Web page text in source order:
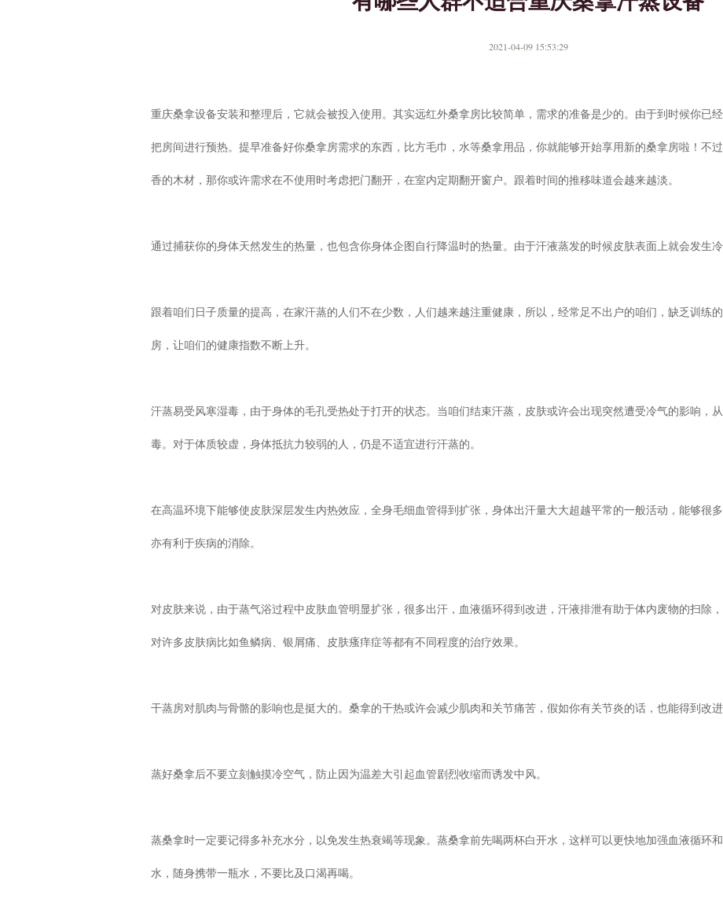
2021-04-09 15:53:29
重庆桑拿设备安装和整理后，它就会被投入使用。其实远红外桑拿房比较简单，需求的准备是少的。由于到时候你已
把房间进行预热。提早准备好你桑拿房需求的东西，比方毛巾，水等桑拿用品，你就能够开始享用新的桑拿房啦！不
香的木材，那你或许需求在不使用时考虑把门翻开，在室内定期翻开窗户。跟着时间的推移味道会越来越淡。
通过捕获你的身体天然发生的热量，也包含你身体企图自行降温时的热量。由于汗液蒸发的时候皮肤表面上就会发生冷
跟着咱们日子质量的提高，在家汗蒸的人们不在少数，人们越来越注重健康，所以，经常足不出户的咱们，缺乏训练
房，让咱们的健康指数不断上升。
汗蒸易受风寒湿毒，由于身体的毛孔受热处于打开的状态。当咱们结束汗蒸，皮肤或许会出现突然遭受冷气的影响，
毒。对于体质较虚，身体抵抗力较弱的人，仍是不适宜进行汗蒸的。
在高温环境下能够使皮肤深层发生内热效应，全身毛细血管得到扩张，身体出汗量大大超越平常的一般活动，能够很
亦有利于疾病的消除。
对皮肤来说，由于蒸气浴过程中皮肤血管明显扩张，很多出汗，血液循环得到改进，汗液排泄有助于体内废物的扫除
对许多皮肤病比如鱼鳞病、银屑痛、皮肤瘙痒症等都有不同程度的治疗效果。
干蒸房对肌肉与骨骼的影响也是挺大的。桑拿的干热或许会减少肌肉和关节痛苦，假如你有关节炎的话，也能得到改进
蒸好桑拿后不要立刻触摸冷空气，防止因为温差大引起血管剧烈收缩而诱发中风。
蒸桑拿时一定要记得多补充水分，以免发生热衰竭等现象。蒸桑拿前先喝两杯白开水，这样可以更快地加强血液循环
水，随身携带一瓶水，不要比及口渴再喝。